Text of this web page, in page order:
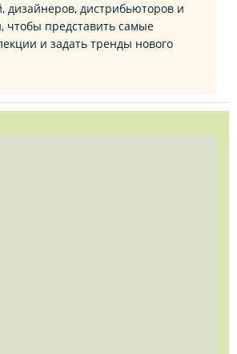
дизайнеров, дистрибьюторов и
чтобы представить самые
и задать тренды нового